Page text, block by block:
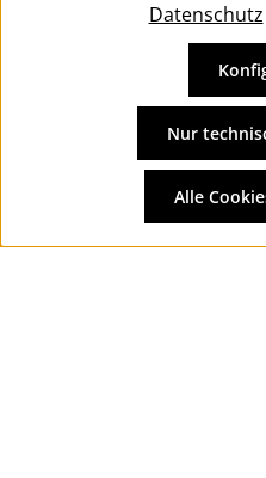
Vertrag
und ggf.
Datenschutz
Nur
Alle